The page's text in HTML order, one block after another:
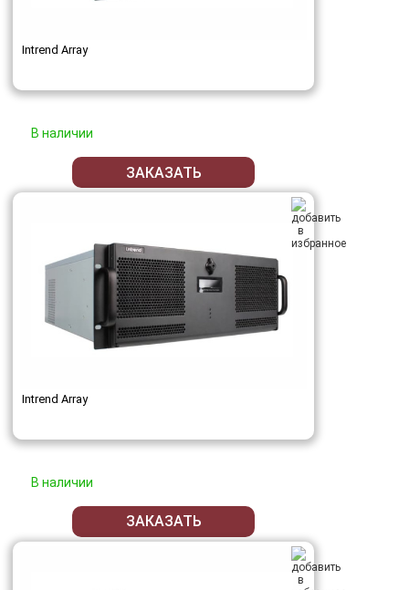
Intrend Array
В наличии
ЗАКАЗАТЬ
Intrend Array
В наличии
ЗАКАЗАТЬ